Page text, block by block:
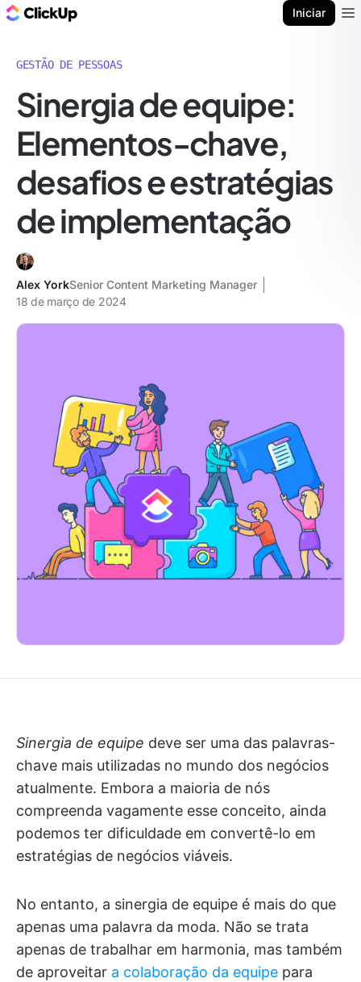
Iniciar
GESTÃO DE PESSOAS
Sinergia de equipe:
Elementos-chave,
desafios e estratégias
de implementação
Alex YorkSenior Content Marketing Manager
18 de março de 2024
Sinergia de equipe deve ser uma das palavras-
chave mais utilizadas no mundo dos negócios
atualmente. Embora a maioria de nós
compreenda vagamente esse conceito, ainda
podemos ter dificuldade em convertê-lo em
estratégias de negócios viáveis.
No entanto, a sinergia de equipe é mais do que
apenas uma palavra da moda. Não se trata
apenas de trabalhar em harmonia, mas também
de aproveitar a colaboração da equipe para